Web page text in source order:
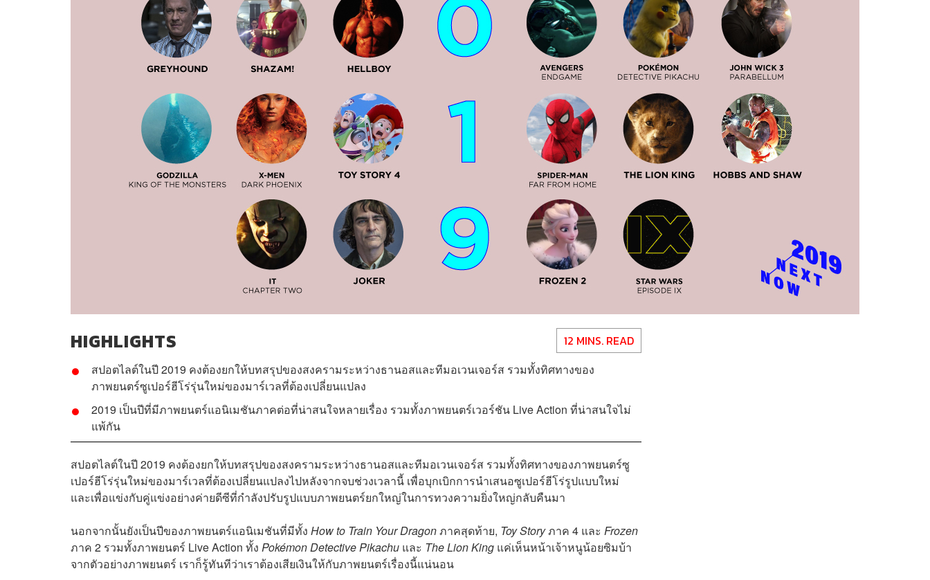
HIGHLIGHTS 12 MINS. READ
สปอตไลต์ในปี 2019 คงต้องยกให้บทสรุปของสงครามระหว่างธานอสและทีมอเวนเจอร์ส รวมทั้งทิศทางของ
ภาพยนตร์ซูเปอร์ฮีโร่รุ่นใหม่ของมาร์เวลที่ต้องเปลี่ยนแปลง
2019 เป็นปีที่มีภาพยนตร์แอนิเมชันภาคต่อที่น่าสนใจหลายเรื่อง รวมทั้งภาพยนตร์เวอร์ชัน Live Action ที่น่าสนใจไม่
แพ้กัน
สปอตไลต์ในปี 2019 คงต้องยกให้บทสรุปของสงครามระหว่างธานอสและทีมอเวนเจอร์ส รวมทั้งทิศทางของภาพยนตร์ซู
เปอร์ฮีโร่รุ่นใหม่ของมาร์เวลที่ต้องเปลี่ยนแปลงไปหลังจากจบช่วงเวลานี้ เพื่อบุกเบิกการนำเสนอซูเปอร์ฮีโร่รูปแบบใหม่
และเพื่อแข่งกับคู่แข่งอย่างค่ายดีซีที่กำลังปรับรูปแบบภาพยนตร์ยกใหญ่ในการทวงความยิ่งใหญ่กลับคืนมา
นอกจากนั้นยังเป็นปีของภาพยนตร์แอนิเมชันที่มีทั้ง How to Train Your Dragonภาคสุดท้าย, Toy Storyภาค 4 และ Frozen
ภาค 2 รวมทั้งภาพยนตร์ Live Action ทั้ง Pokémon Detective Pikachu และ The Lion King แค่เห็นหน้าเจ้าหนูน้อยซิมบ้า
จากตัวอย่างภาพยนตร์ เราก็รู้ทันทีว่าเราต้องเสียเงินให้กับภาพยนตร์เรื่องนี้แน่นอน